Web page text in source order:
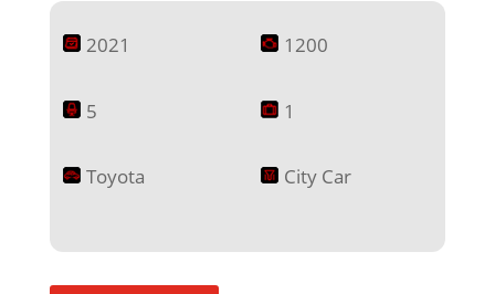
2021 1200
5 1
Toyota City Car